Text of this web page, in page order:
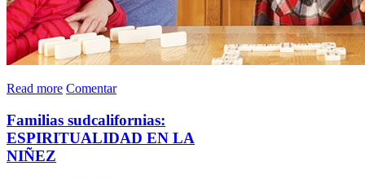
Read more Comentar
Familias sudcalifornias:
ESPIRITUALIDAD EN LA
NIÑEZ